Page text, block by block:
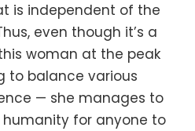
is independent of the
even though it’s a
woman at the peak
to balance various
— she manages to
for anyone to